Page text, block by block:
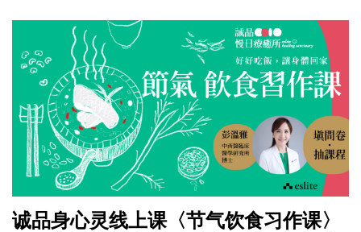
诚品身心灵线上课〈节气饮食习作课〉